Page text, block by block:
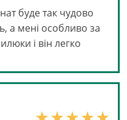
буде так чудово
а мені особливо за
і він легко